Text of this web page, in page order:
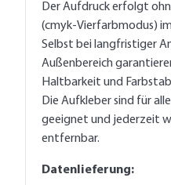
Der Aufdruck erfolgt
(cmyk-Vierfarbmodus)
Selbst bei langfristiger
Außenbereich
Haltbarkeit und
Die Aufkleber sind für
geeignet und jederzeit
entfernbar.
Datenlieferung: